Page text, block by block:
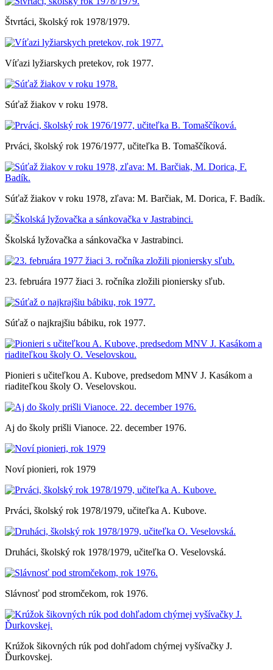
Štvrtáci, školský rok 1978/1979.
Víťazi lyžiarskych pretekov, rok 1977.
Súťaž žiakov v roku 1978.
Prváci, školský rok 1976/1977, učiteľka B. Tomaščíková.
Súťaž žiakov v roku 1978, zľava: M. Barčiak, M. Dorica, F. Badík.
Školská lyžovačka a sánkovačka v Jastrabinci.
23. februára 1977 žiaci 3. ročníka zložili pioniersky sľub.
Súťaž o najkrajšiu bábiku, rok 1977.
Pionieri s učiteľkou A. Kubove, predsedom MNV J. Kasákom a
riaditeľkou školy O. Veselovskou.
Aj do školy prišli Vianoce. 22. december 1976.
Noví pionieri, rok 1979
Prváci, školský rok 1978/1979, učiteľka A. Kubove.
Druháci, školský rok 1978/1979, učiteľka O. Veselovská.
Slávnosť pod stromčekom, rok 1976.
Krúžok šikovných rúk pod dohľadom chýrnej vyšívačky J.
Ďurkovskej.